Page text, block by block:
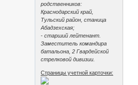
родственников:
Краснодарский край,
Тульский район, станица
Абадзехская;
- старший лейтенант.
Заместитель командира
батальона, 2 Гвардейской
стрелковой дивизии.
Страницы учетной карточки: